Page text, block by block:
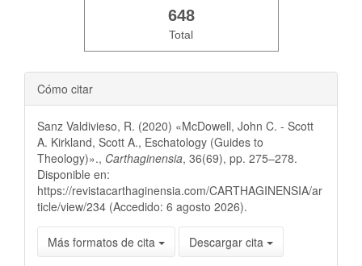
648
Total
Cómo citar
Sanz Valdivieso, R. (2020) «McDowell, John C. - Scott
A. Kirkland, Scott A., Eschatology (Guides to
Theology)»., Carthaginensia, 36(69), pp. 275–278.
Disponible en:
https://revistacarthaginensia.com/CARTHAGINENSIA/ar
ticle/view/234 (Accedido: 6 agosto 2026).
Más formatos de cita Descargar cita